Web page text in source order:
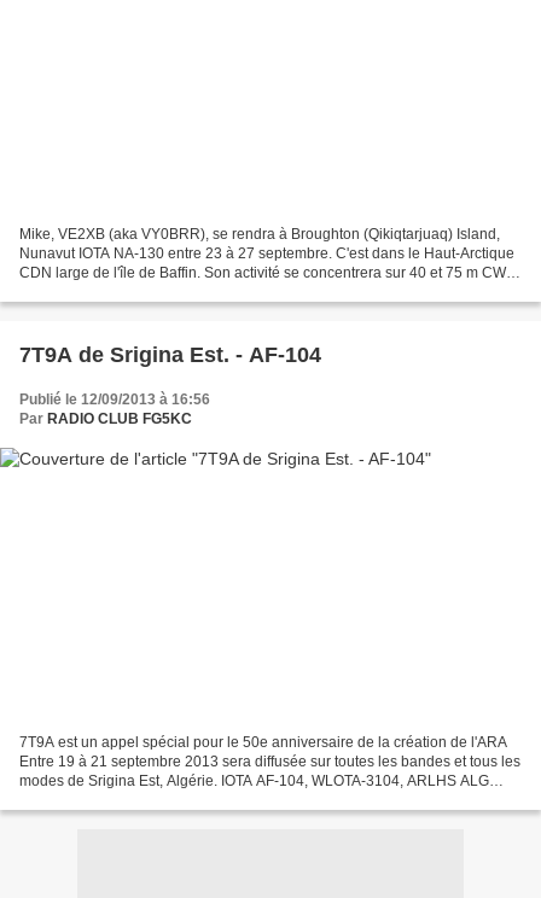
Mike, VE2XB (aka VY0BRR), se rendra à Broughton (Qikiqtarjuaq) Island,
Nunavut IOTA NA-130 entre 23 à 27 septembre. C'est dans le Haut-Arctique
CDN large de l'île de Baffin. Son activité se concentrera sur 40 et 75 m CW /
7T9A de Srigina Est. - AF-104
Publié le 12/09/2013 à 16:56
Par RADIO CLUB FG5KC
7T9A est un appel spécial pour le 50e anniversaire de la création de l'ARA
Entre 19 à 21 septembre 2013 sera diffusée sur toutes les bandes et tous les
modes de Srigina Est, Algérie. IOTA AF-104, WLOTA-3104, ARLHS ALG